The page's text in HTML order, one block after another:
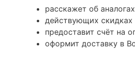
расскажет об
действующих скидках
предоставит счёт на
оформит доставку в